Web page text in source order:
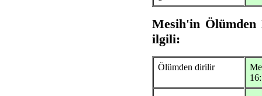
Mesih'in
ilgili:
Ölümden dirilir